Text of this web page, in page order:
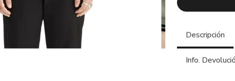
Descripción
Info.